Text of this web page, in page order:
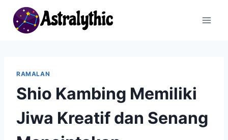
content
RAMALAN
Shio Kambing Memiliki
Jiwa Kreatif dan Senang